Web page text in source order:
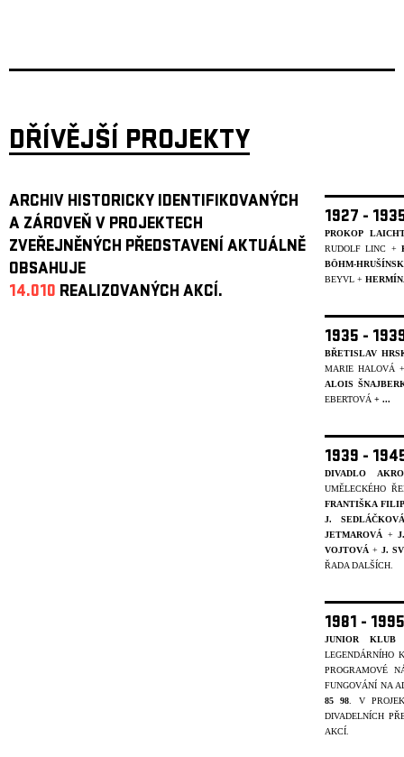
DŘÍVĚJŠÍ PROJEKTY
ARCHIV HISTORICKY IDENTIFIKOVANÝCH
A ZÁROVEŇ V PROJEKTECH
ZVEŘEJNĚNÝCH PŘEDSTAVENÍ AKTUÁLNĚ
OBSAHUJE
14.010 REALIZOVANÝCH AKCÍ.
1927 -
PROKOP
RUDOLF LINC +
BÖHM-
BEYVL +
1935 -
BŘETISLAV
MARIE HALOVÁ
ALOIS
EBERTOVÁ + ...
1939 -
DIVADLO
UMĚLECKÉHO
FRANTIŠKA
J. SEDLÁČKOVÁ
JETMAROVÁ +
VOJTOVÁ + J.
ŘADA DALŠÍCH.
1981 -
JUNIOR KLUB
LEGENDÁRNÍHO
PROGRAMOVÉ
FUNGOVÁNÍ NA
85 98 . V
DIVADELNÍCH
AKCÍ.